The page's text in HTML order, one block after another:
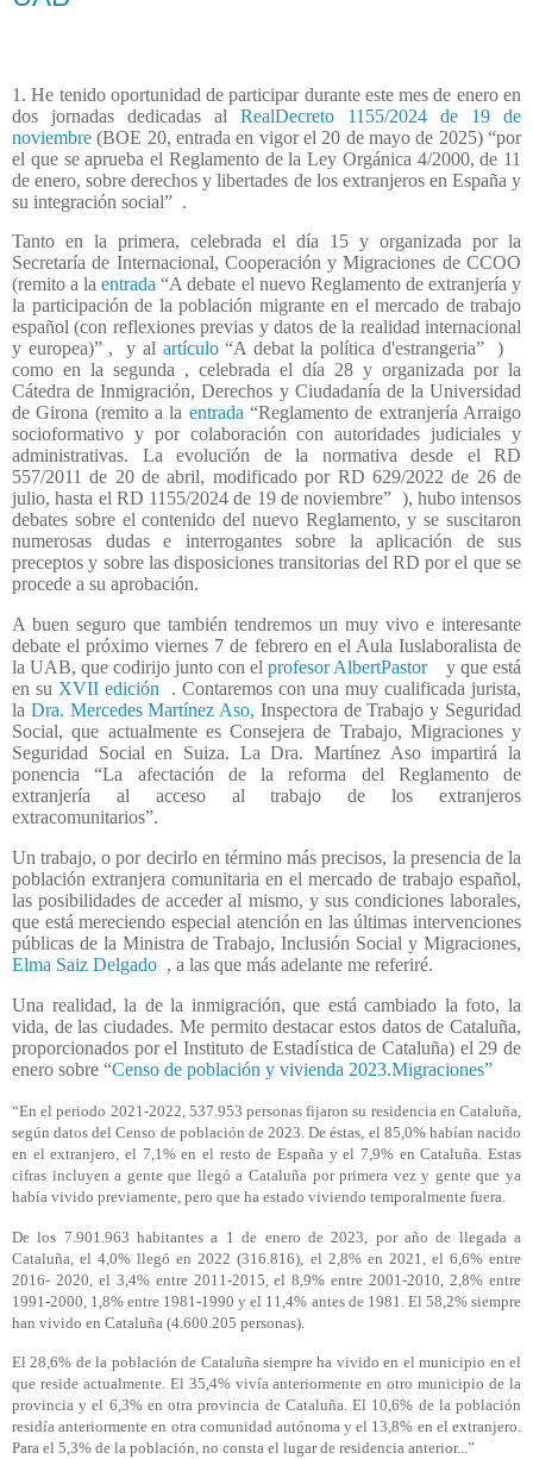
1. He tenido oportunidad de participar durante este mes de enero en
dos jornadas dedicadas al RealDecreto 1155/2024 de 19 de
noviembre (BOE 20, entrada en vigor el 20 de mayo de 2025) “por
el que se aprueba el Reglamento de la Ley Orgánica 4/2000, de 11
de enero, sobre derechos y libertades de los extranjeros en España y
su integración social” .
Tanto en la primera, celebrada el día 15 y organizada por la
Secretaría de Internacional, Cooperación y Migraciones de CCOO
(remito a laentrada “A debate el nuevo Reglamento de extranjería y
la participación de la población migrante en el mercado de trabajo
español (con reflexiones previas y datos de la realidad internacional
y europea)” ,
y al artículo“A debat la política d'estrangeria” )
como en la segunda , celebrada el día 28 y organizada por la
Cátedra de Inmigración, Derechos y Ciudadanía de la Universidad
de Girona (remito a la entrada“Reglamento de extranjería Arraigo
socioformativo y por colaboración con autoridades judiciales y
administrativas. La evolución de la normativa desde el RD
557/2011 de 20 de abril, modificado por RD 629/2022 de 26 de
julio, hasta el RD 1155/2024 de 19 de noviembre” ), hubo intensos
debates sobre el contenido del nuevo Reglamento, y se suscitaron
numerosas dudas e interrogantes sobre la aplicación de sus
preceptos y sobre las disposiciones transitorias del RD por el que se
procede a su aprobación.
A buen seguro que también tendremos un muy vivo e interesante
debate el próximo viernes 7 de febrero en el Aula Iuslaboralista de
la UAB, que codirijo junto con el profesor AlbertPastor
y que está
en su XVII edición . Contaremos con una muy cualificada jurista,
la Dra. Mercedes Martínez Aso, Inspectora de Trabajo y Seguridad
Social, que actualmente es Consejera de Trabajo, Migraciones y
Seguridad Social en Suiza. La Dra. Martínez Aso impartirá la
ponencia “La afectación de la reforma del Reglamento de
extranjería al acceso al trabajo de los extranjeros
extracomunitarios”.
Un trabajo, o por decirlo en término más precisos, la presencia de la
población extranjera comunitaria en el mercado de trabajo español,
las posibilidades de acceder al mismo, y sus condiciones laborales,
que está mereciendo especial atención en las últimas intervenciones
públicas de la Ministra de Trabajo, Inclusión Social y Migraciones,
Elma Saiz Delgado , a las que más adelante me referiré.
Una realidad, la de la inmigración, que está cambiado la foto, la
vida, de las ciudades. Me permito destacar estos datos de Cataluña,
proporcionados por el Instituto de Estadística de Cataluña) el 29 de
enero sobre “Censo de población y vivienda 2023.Migraciones”
“En el periodo 2021-2022, 537.953 personas fijaron su residencia en Cataluña,
según datos del Censo de población de 2023. De éstas, el 85,0% habían nacido
en el extranjero, el 7,1% en el resto de España y el 7,9% en Cataluña. Estas
cifras incluyen a gente que llegó a Cataluña por primera vez y gente que ya
había vivido previamente, pero que ha estado viviendo temporalmente fuera.
De los 7.901.963 habitantes a 1 de enero de 2023, por año de llegada a
Cataluña, el 4,0% llegó en 2022 (316.816), el 2,8% en 2021, el 6,6% entre
2016- 2020, el 3,4% entre 2011-2015, el 8,9% entre 2001-2010, 2,8% entre
1991-2000, 1,8% entre 1981-1990 y el 11,4% antes de 1981. El 58,2% siempre
han vivido en Cataluña (4.600.205 personas).
El 28,6% de la población de Cataluña siempre ha vivido en el municipio en el
que reside actualmente. El 35,4% vivía anteriormente en otro municipio de la
provincia y el 6,3% en otra provincia de Cataluña. El 10,6% de la población
residía anteriormente en otra comunidad autónoma y el 13,8% en el extranjero.
Para el 5,3% de la población, no consta el lugar de residencia anterior...”